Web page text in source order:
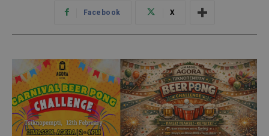
Facebook X